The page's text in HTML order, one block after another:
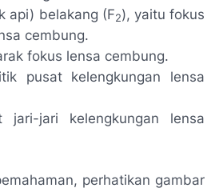
api) belakang (F2), yaitu fokus
cembung.
fokus lensa cembung.
pusat kelengkungan lensa
jari-jari kelengkungan lensa
perhatikan gambar